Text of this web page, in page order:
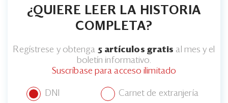
Ranking CEO
Edición Impresa
¿QUIERE LEER LA HISTORIA
COMPLETA?
Regístrese y obtenga 5 artículos gratis al mes y el
boletín informativo.
Suscríbase para acceso ilimitado
DNI Carnet de extranjería